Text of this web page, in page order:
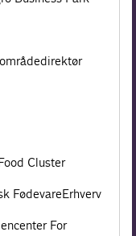
Cluster
FødevareErhverv
For